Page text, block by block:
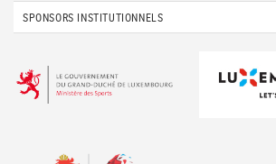
SPONSORS INSTITUTIONNELS